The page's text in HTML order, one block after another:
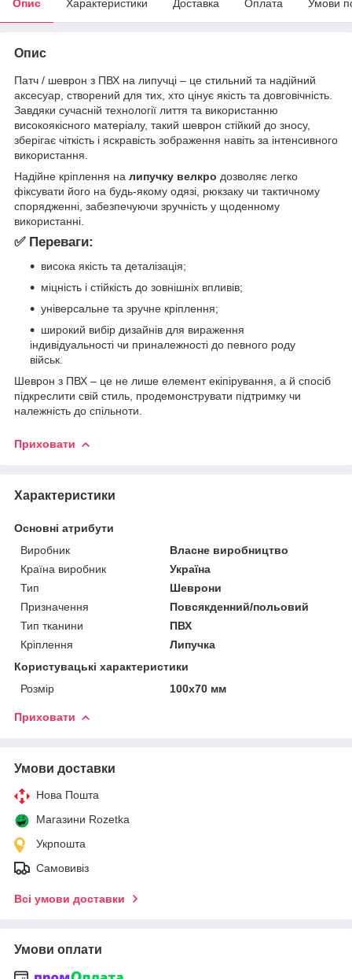
Опис Характеристики Доставка Оплата Умови
Опис
Патч / шеврон з ПВХ на липучці – це стильний та надійний
аксесуар, створений для тих, хто цінує якість та довговічність.
Завдяки сучасній технології лиття та використанню
високоякісного матеріалу, такий шеврон стійкий до зносу,
зберігає чіткість і яскравість зображення навіть за інтенсивного
використання.
Надійне кріплення на липучку велкро дозволяє легко
фіксувати його на будь-якому одязі, рюкзаку чи тактичному
спорядженні, забезпечуючи зручність у щоденному
використанні.
✅ Переваги:
висока якість та деталізація;
міцність і стійкість до зовнішніх впливів;
універсальне та зручне кріплення;
широкий вибір дизайнів для вираження
індивідуальності чи приналежності до певного роду
військ.
Шеврон з ПВХ – це не лише елемент екіпірування, а й спосіб
підкреслити свій стиль, продемонструвати підтримку чи
належність до спільноти.
Приховати
Характеристики
Основні атрибути
Виробник
Власне виробництво
Країна виробник
Україна
Тип
Шеврони
Призначення
Повсякденний/польовий
Тип тканини
ПВХ
Кріплення
Липучка
Користувацькі характеристики
Розмір
100х70 мм
Приховати
Умови доставки
Нова Пошта
Магазини Rozetka
Укрпошта
Самовивіз
Всі умови доставки
Умови оплати